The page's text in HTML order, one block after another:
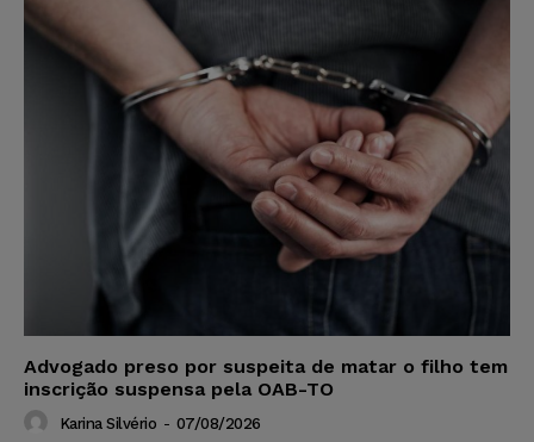
Advogado preso por suspeita de matar o filho tem
inscrição suspensa pela OAB-TO
Karina Silvério - 07/08/2026